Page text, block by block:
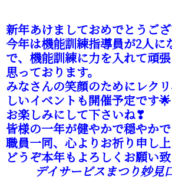
新年あけましておめでとうご
今年は機能訓練指導員が2人に
で、機能訓練に力を入れて頑
思っております。
みなさんの笑顔のためにレク
しいイベントも開催予定です🌟
お楽しみにして下さいね❣
皆様の一年が健やかで穏やかで
職員一同、心よりお祈り申し上
どうぞ本年もよろしくお願い
デイサービスまつり妙